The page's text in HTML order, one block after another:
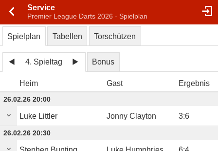
Service
Premier League Darts 2026 - Spielplan
Spielplan Tabellen Torschützen
4. Spieltag Bonus
Heim Gast Ergebnis
26.02.26 20:00
Luke Littler Jonny Clayton 3:6
26.02.26 20:30